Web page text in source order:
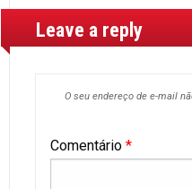
Leave a reply
O seu endereço de e-mail
Comentário *